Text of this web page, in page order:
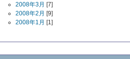
2008年3月 [7]
2008年2月 [9]
2008年1月 [1]